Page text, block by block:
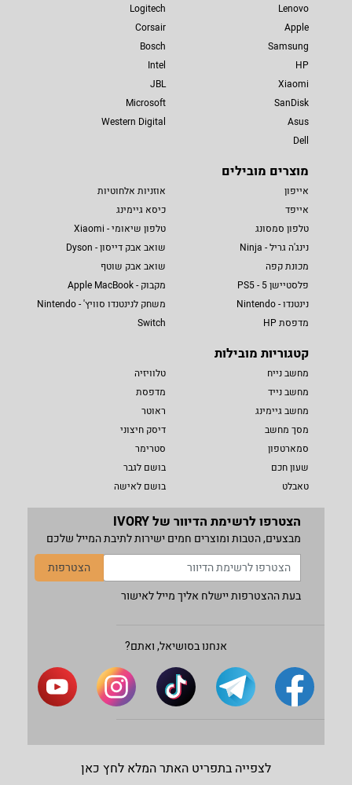
Lenovo
Apple
Samsung
HP
Xiaomi
SanDisk
Asus
Dell
Logitech
Corsair
Bosch
Intel
JBL
Microsoft
Western Digital
מוצרים מובילים
אייפון
אייפד
טלפון סמסונג
נינג'ה גריל - Ninja
מכונת קפה
פלסטיישן 5 - PS5
נינטנדו - Nintendo
מדפסת HP
אוזניות אלחוטיות
כיסא גיימינג
טלפון שיאומי - Xiaomi
שואב אבק דייסון - Dyson
שואב אבק שוטף
מקבוק - Apple MacBook
משחק לנינטנדו סוויץ' - Nintendo
Switch
קטגוריות מובילות
מחשב נייח
מחשב נייד
מחשב גיימינג
מסך מחשב
סמארטפון
שעון חכם
טאבלט
טלוויזיה
מדפסת
ראוטר
דיסק חיצוני
סטרימר
בושם לגבר
בושם לאישה
הצטרפו לרשימת הדיוור של IVORY
מבצעים, הטבות ומוצרים חמים ישירות לתיבת המייל שלכם
הצטרפות
בעת ההצטרפות יישלח אליך מייל לאישור
אנחנו בסושיאל, ואתם?
לצפייה בתפריט האתר המלא לחץ כאן